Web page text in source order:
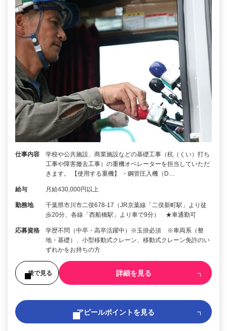
仕事内容
学校や公共施設、商業施設などの基礎工事（杭（くい）打ち
工事や障害撤去工事）の重機オペレーターを担当していただ
きます。 【使用する重機】 ・鋼管圧入機（D…
給与 月給430,000円以上
勤務地
千葉県市川市二俣678-17（JR京葉線「二俣新町駅」より徒
歩20分、各線「西船橋駅」より車で9分） ★車通勤可
応募資格
学歴不問（中卒・高卒活躍中）※玉掛必須 ※車両系（整
地・基礎）、小型移動式クレーン、移動式クレーン免許のい
ずれかをお持ちの方
後で見る 詳細を見る
アピールポイントを見る